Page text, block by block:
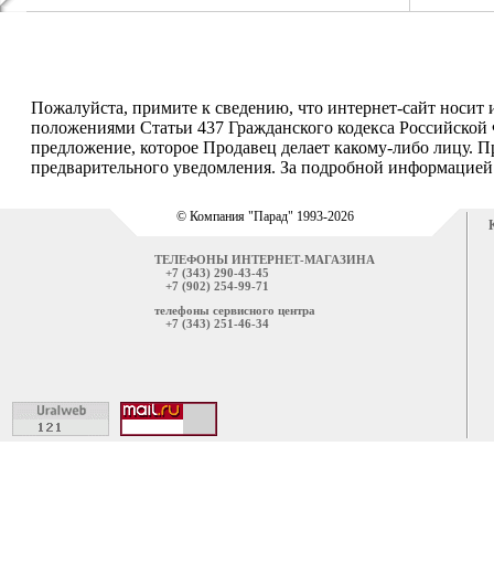
Пожалуйста, примите к сведению, что интернет-сайт
положениями Статьи 437 Гражданского кодекса
предложение, которое Продавец делает какому-либо лицу.
предварительного уведомления. За подробной
© Компания "Парад" 1993-2026
ТЕЛЕФОНЫ ИНТЕРНЕТ-МАГАЗИНА
+7 (343) 290-43-45
+7 (902) 254-99-71
телефоны сервисного центра
+7 (343) 251-46-34